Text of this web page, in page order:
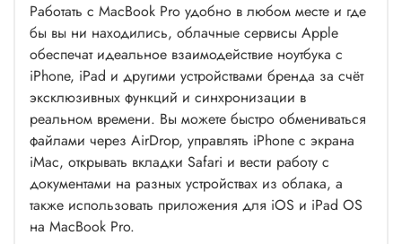
Работать с MacBook Pro удобно в любом месте и где
бы вы ни находились, облачные сервисы Apple
обеспечат идеальное взаимодействие ноутбука с
iPhone, iPad и другими устройствами бренда за счёт
эксклюзивных функций и синхронизации в
реальном времени. Вы можете быстро обмениваться
файлами через AirDrop, управлять iPhone с экрана
iMac, открывать вкладки Safari и вести работу с
документами на разных устройствах из облака, а
также использовать приложения для iOS и iPad OS
на MacBook Pro.